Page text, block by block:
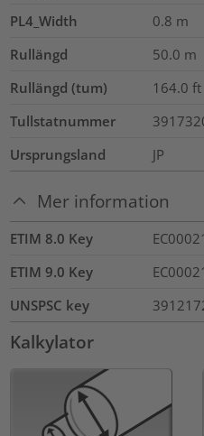
PL4_Width
0.8 m
Rullängd
50.0 m
Rullängd (tum)
164.0 ft
Tullstatnummer
Ursprungsland
JP
Mer information
ETIM 8.0 Key
ETIM 9.0 Key
UNSPSC key
Kalkylator